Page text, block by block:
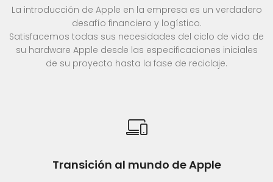
La introducción de Apple en la empresa es un verdadero
desafío financiero y logístico.
Satisfacemos todas sus necesidades del ciclo de vida de
su hardware Apple desde las especificaciones iniciales
de su proyecto hasta la fase de reciclaje.
Transición al mundo de Apple